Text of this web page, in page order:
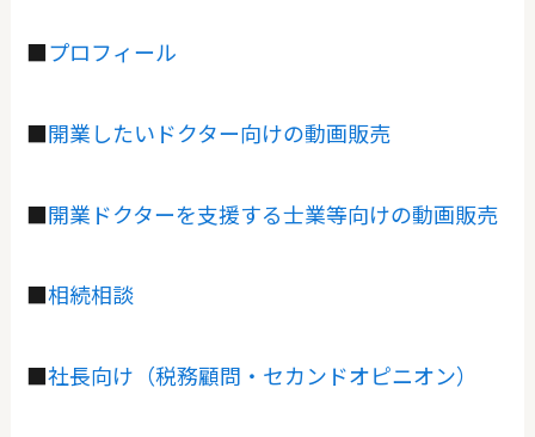
■プロフィール
■開業したいドクター向けの動画販売
■開業ドクターを支援する士業等向けの動画販売
■相続相談
■社長向け（税務顧問・セカンドオピニオン）